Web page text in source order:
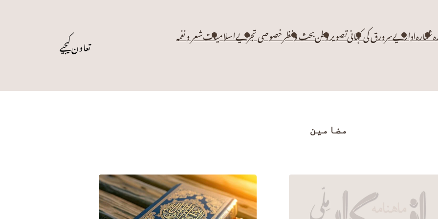
شمارہاداریےسرورق کی کہانیتصویر وطنبحث و نظرخصوصی تجزیےاسلامیاتشعر و نغمہ تعاون کیجیے
مضامین